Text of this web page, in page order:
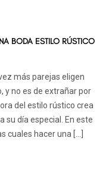
BODA ESTILO RÚSTICO
más parejas eligen
y no es de extrañar por
del estilo rústico crea
su día especial. En este
cuales hacer una […]